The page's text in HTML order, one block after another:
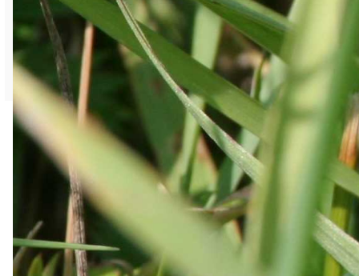
? Вернуться на главную страницу